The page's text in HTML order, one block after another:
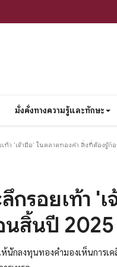
มั่งคั่งทางความรู้และทักษะ
ยเท้า 'เจ้ามือ' ในตลาดทองคำ สิ่งที่ต้องรู้
กรอยเท้า '
นสิ้นปี 2025
นักลงทุนทองคำมองเห็นการเ